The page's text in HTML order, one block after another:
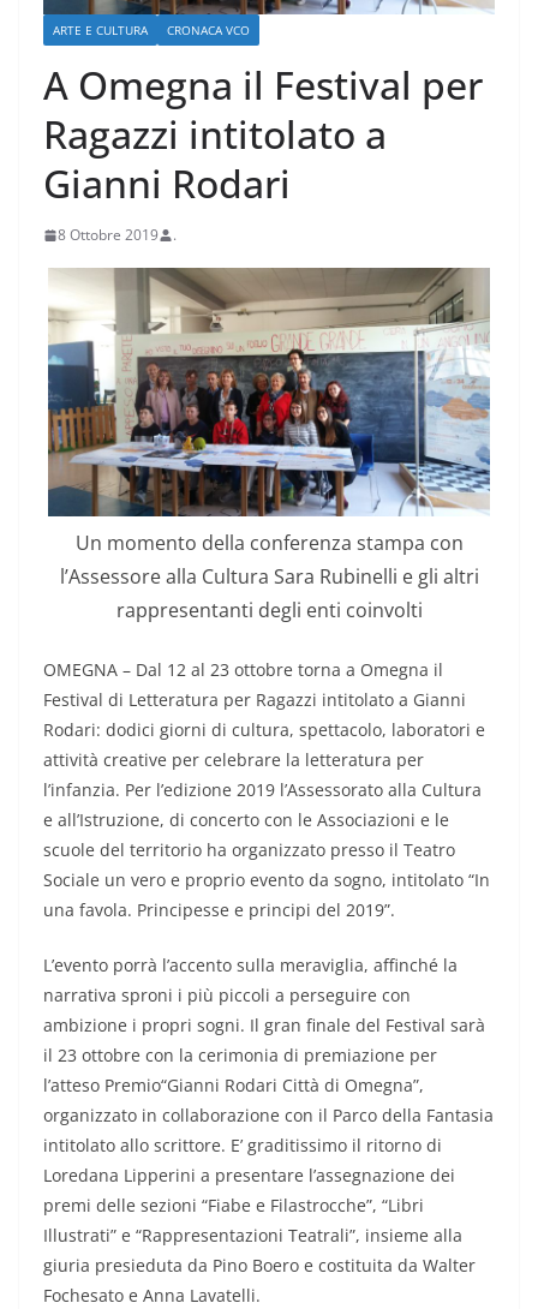
ARTE E CULTURA CRONACA VCO
A Omegna il Festival per
Ragazzi intitolato a
Gianni Rodari
8 Ottobre 2019 .
Un momento della conferenza stampa con
l’Assessore alla Cultura Sara Rubinelli e gli altri
rappresentanti degli enti coinvolti
OMEGNA – Dal 12 al 23 ottobre torna a Omegna il
Festival di Letteratura per Ragazzi intitolato a Gianni
Rodari: dodici giorni di cultura, spettacolo, laboratori e
attività creative per celebrare la letteratura per
l’infanzia. Per l’edizione 2019 l’Assessorato alla Cultura
e all’Istruzione, di concerto con le Associazioni e le
scuole del territorio ha organizzato presso il Teatro
Sociale un vero e proprio evento da sogno, intitolato “In
una favola. Principesse e principi del 2019”.
L’evento porrà l’accento sulla meraviglia, affinché la
narrativa sproni i più piccoli a perseguire con
ambizione i propri sogni. Il gran finale del Festival sarà
il 23 ottobre con la cerimonia di premiazione per
l’atteso Premio“Gianni Rodari Città di Omegna”,
organizzato in collaborazione con il Parco della Fantasia
intitolato allo scrittore. E’ graditissimo il ritorno di
Loredana Lipperini a presentare l’assegnazione dei
premi delle sezioni “Fiabe e Filastrocche”, “Libri
Illustrati” e “Rappresentazioni Teatrali”, insieme alla
giuria presieduta da Pino Boero e costituita da Walter
Fochesato e Anna Lavatelli.